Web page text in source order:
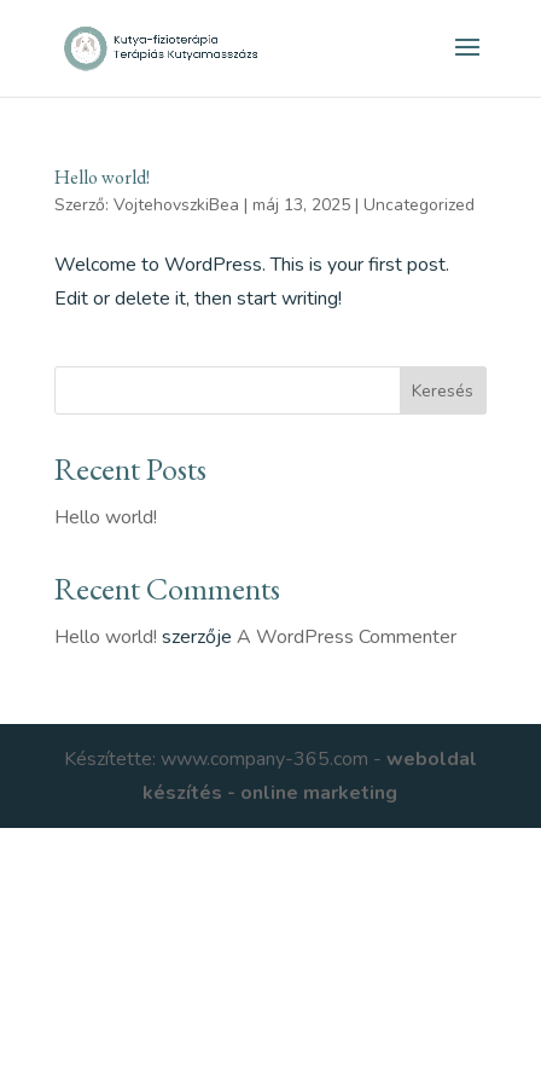
Hello world!
Szerző: VojtehovszkiBea | máj 13, 2025| Uncategorized
Welcome to WordPress. This is your first post.
Edit or delete it, then start writing!
Keresés
Recent Posts
Hello world!
Recent Comments
Hello world! szerzője A WordPress Commenter
Készítette: www.company-365.com - weboldal
készítés - online marketing